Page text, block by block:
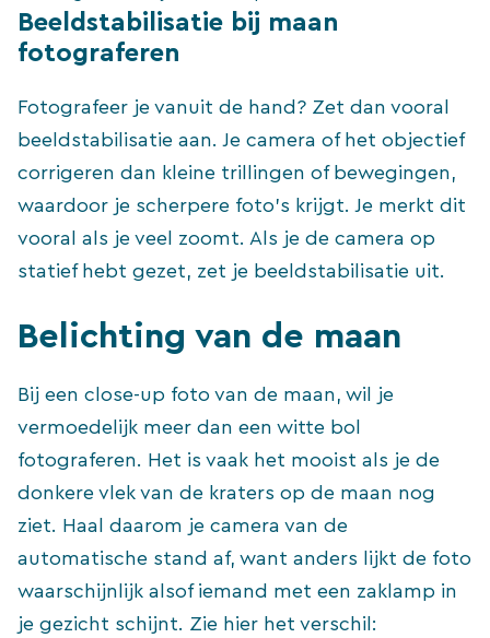
Beeldstabilisatie bij maan
fotograferen
Fotografeer je vanuit de hand? Zet dan vooral
beeldstabilisatie aan. Je camera of het objectief
corrigeren dan kleine trillingen of bewegingen,
waardoor je scherpere foto’s krijgt. Je merkt dit
vooral als je veel zoomt. Als je de camera op
statief hebt gezet, zet je beeldstabilisatie uit.
Belichting van de maan
Bij een close-up foto van de maan, wil je
vermoedelijk meer dan een witte bol
fotograferen. Het is vaak het mooist als je de
donkere vlek van de kraters op de maan nog
ziet. Haal daarom je camera van de
automatische stand af, want anders lijkt de foto
waarschijnlijk alsof iemand met een zaklamp in
je gezicht schijnt. Zie hier het verschil: